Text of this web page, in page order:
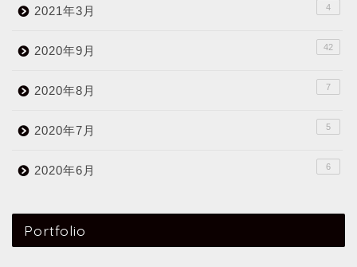
2021年3月 4
2020年9月 42
2020年8月 7
2020年7月 5
2020年6月 6
Portfolio